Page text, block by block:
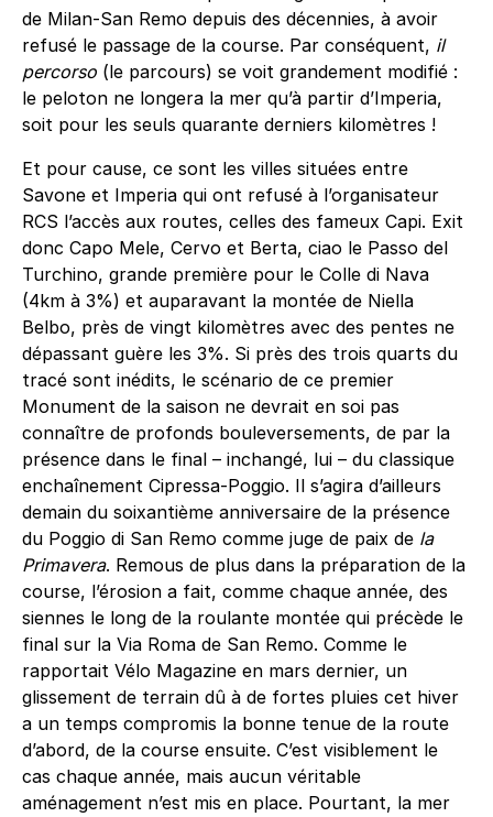
de Milan-San Remo depuis des décennies, à avoir
refusé le passage de la course. Par conséquent, il
percorso (le parcours) se voit grandement modifié :
le peloton ne longera la mer qu’à partir d’Imperia,
soit pour les seuls quarante derniers kilomètres !
Et pour cause, ce sont les villes situées entre
Savone et Imperia qui ont refusé à l’organisateur
RCS l’accès aux routes, celles des fameux Capi. Exit
donc Capo Mele, Cervo et Berta, ciao le Passo del
Turchino, grande première pour le Colle di Nava
(4km à 3%) et auparavant la montée de Niella
Belbo, près de vingt kilomètres avec des pentes ne
dépassant guère les 3%. Si près des trois quarts du
tracé sont inédits, le scénario de ce premier
Monument de la saison ne devrait en soi pas
connaître de profonds bouleversements, de par la
présence dans le final – inchangé, lui – du classique
enchaînement Cipressa-Poggio. Il s’agira d’ailleurs
demain du soixantième anniversaire de la présence
du Poggio di San Remo comme juge de paix de la
Primavera. Remous de plus dans la préparation de la
course, l’érosion a fait, comme chaque année, des
siennes le long de la roulante montée qui précède le
final sur la Via Roma de San Remo. Comme le
rapportait Vélo Magazine en mars dernier, un
glissement de terrain dû à de fortes pluies cet hiver
a un temps compromis la bonne tenue de la route
d’abord, de la course ensuite. C’est visiblement le
cas chaque année, mais aucun véritable
aménagement n’est mis en place. Pourtant, la mer